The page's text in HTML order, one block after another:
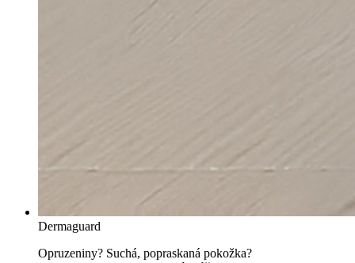
Dermaguard
Opruzeniny? Suchá, popraskaná pokožka?